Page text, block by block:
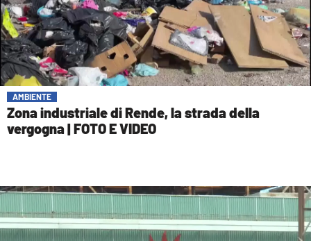
AMBIENTE
Zona industriale di Rende, la strada della
vergogna | FOTO E VIDEO